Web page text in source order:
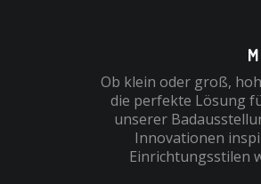
Ob klein oder groß,
die perfekte Lösung
unserer
Innovationen
Einrichtungsstilen